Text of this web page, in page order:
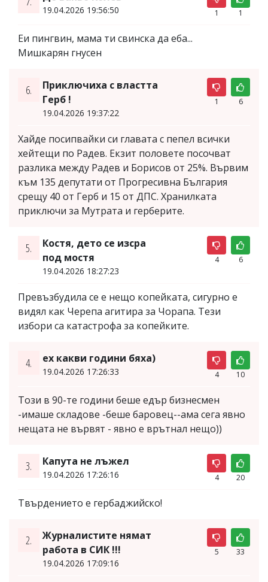
19.04.2026 19:56:50 1 1
Еи пингвин, мама ти свинска да еба...
Мишкарян гнусен
6.
Приключиха с властта
Герб !
19.04.2026 19:37:22
1 6
Хайде посипвайки си главата с пепел всички
хейтещи по Радев. Екзит половете посочват
разлика между Радев и Борисов от 25%. Вървим
към 135 депутати от Прогресивна България
срещу 40 от Герб и 15 от ДПС. Хранилката
приключи за Мутрата и герберите.
5.
Костя, дето се изсра
под мостя
19.04.2026 18:27:23
4 6
Превъзбудила се е нещо копейката, сигурно е
видял как Черепа агитира за Чорапа. Тези
избори са катастрофа за копейките.
4. ех какви години бяха)
19.04.2026 17:26:33 4 10
Този в 90-те години беше едър бизнесмен
-имаше складове -беше баровец--ама сега явно
нещата не вървят - явно е врътнал нещо))
3. Капута не лъжел
19.04.2026 17:26:16 4 20
Твърдението е гербаджийско!
2.
Журналистите нямат
работа в СИК !!!
19.04.2026 17:09:16
5 33